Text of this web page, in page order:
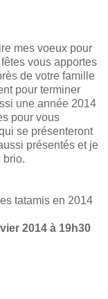
mes voeux pour
vous apportes
de votre famille
pour terminer
une année 2014
pour vous
se présenteront
présentés et je
brio.
tatamis en 2014
2014 à 19h30